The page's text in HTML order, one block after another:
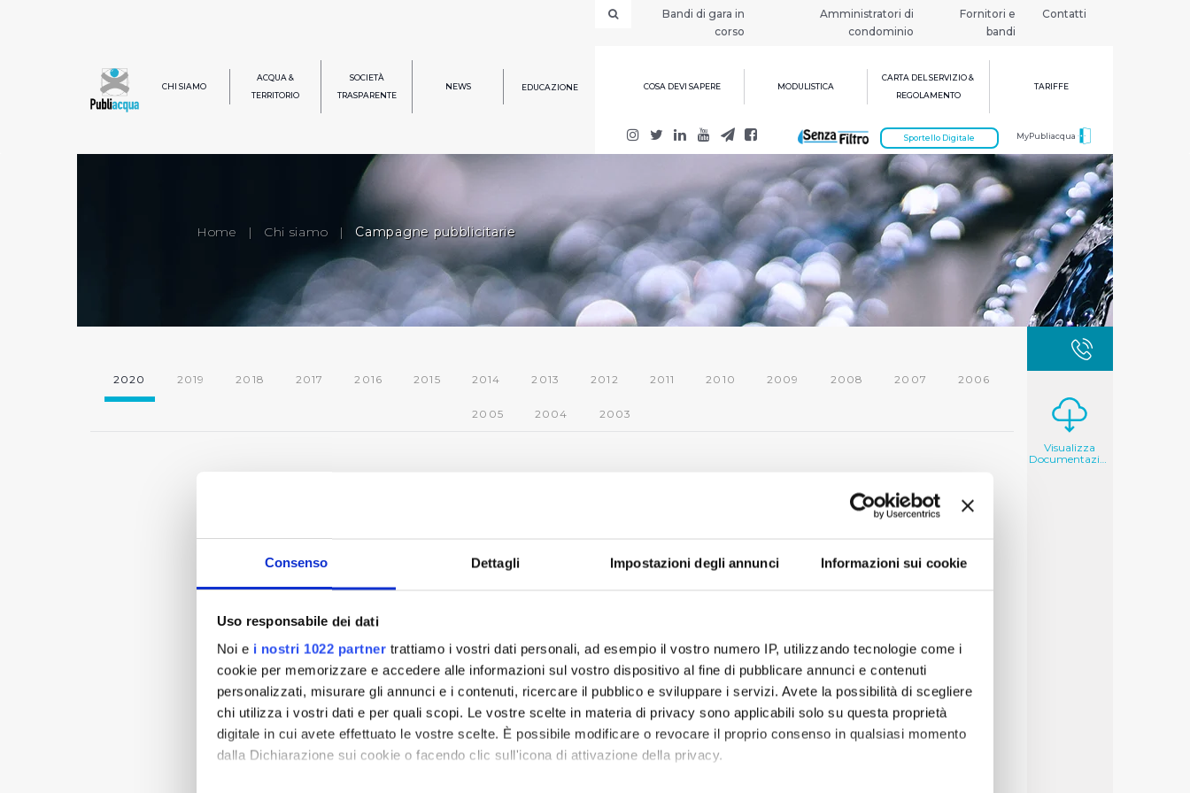
Consenso Dettagli Impostazioni degli annunci Informazioni sui cookie
Uso responsabile dei dati
Noi e i nostri 1022 partner trattiamo i vostri dati personali, ad esempio il vostro numero IP, utilizzando tecnologie come i
cookie per memorizzare e accedere alle informazioni sul vostro dispositivo al fine di pubblicare annunci e contenuti
personalizzati, misurare gli annunci e i contenuti, ricercare il pubblico e sviluppare i servizi. Avete la possibilità di scegliere
chi utilizza i vostri dati e per quali scopi. Le vostre scelte in materia di privacy sono applicabili solo su questa proprietà
digitale in cui avete effettuato le vostre scelte. È possibile modificare o revocare il proprio consenso in qualsiasi momento
dalla Dichiarazione sui cookie o facendo clic sull'icona di attivazione della privacy.
Bandi di gara in
corso
Amministratori di
condominio
Fornitori e
bandi
Contatti
CHI SIAMO
ACQUA &
TERRITORIO
SOCIETÀ
TRASPARENTE
NEWS EDUCAZIONE COSA DEVI SAPERE MODULISTICA
CARTA DEL SERVIZIO &
REGOLAMENTO
TARIFFE
MyPubliacqua
Sportello Digitale
Home | Chi siamo | Campagne pubblicitarie
2020 2019 2018 2017 2016 2015 2014 2013 2012 2011 2010 2009 2008 2007 2006
2005 2004 2003
Visualizza
Documentazione